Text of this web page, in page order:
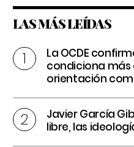
LAS MÁS LEÍDAS
La OCDE
condiciona más
orientación
Javier García
libre, las